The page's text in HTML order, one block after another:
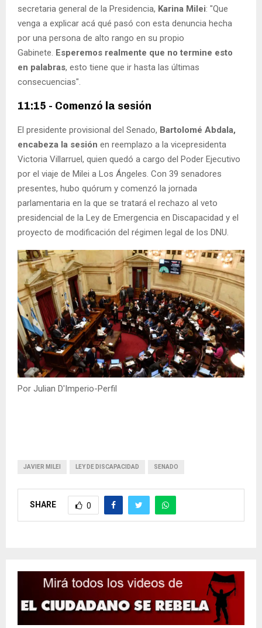
secretaria general de la Presidencia, Karina Milei: "Que
venga a explicar acá qué pasó con esta denuncia hecha
por una persona de alto rango en su propio
Gabinete. Esperemos realmente que no termine esto
en palabras, esto tiene que ir hasta las últimas
consecuencias".
11:15 - Comenzó la sesión
El presidente provisional del Senado, Bartolomé Abdala,
encabeza la sesión en reemplazo a la vicepresidenta
Victoria Villarruel, quien quedó a cargo del Poder Ejecutivo
por el viaje de Milei a Los Ángeles. Con 39 senadores
presentes, hubo quórum y comenzó la jornada
parlamentaria en la que se tratará el rechazo al veto
presidencial de la Ley de Emergencia en Discapacidad y el
proyecto de modificación del régimen legal de los DNU.
Por Julian D'Imperio-Perfil
JAVIER MILEI LEY DE DISCAPACIDAD SENADO
SHARE 0